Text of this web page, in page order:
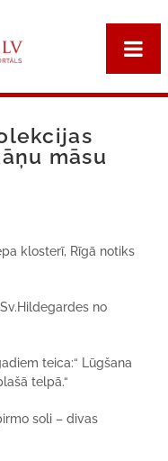
māsu
klosterī, Rīgā notiks
no
teica:“ Lūgšana
telpā.“
soli – divas